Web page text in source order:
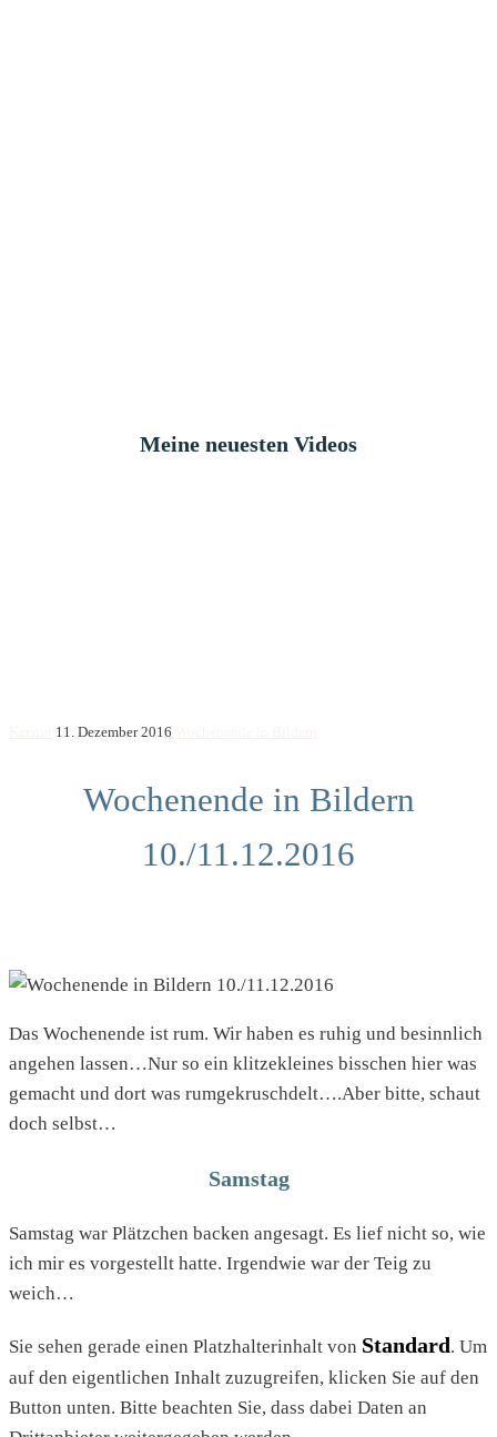
Meine neuesten Videos
11. Dezember 2016
Wochenende in Bildern
10./11.12.2016
Das Wochenende ist rum. Wir haben es ruhig und besinnlich
angehen lassen…Nur so ein klitzekleines bisschen hier was
gemacht und dort was rumgekruschdelt….Aber bitte, schaut
doch selbst…
Samstag
Samstag war Plätzchen backen angesagt. Es lief nicht so, wie
ich mir es vorgestellt hatte. Irgendwie war der Teig zu
weich…
Sie sehen gerade einen Platzhalterinhalt von Standard. Um
auf den eigentlichen Inhalt zuzugreifen, klicken Sie auf den
Button unten. Bitte beachten Sie, dass dabei Daten an